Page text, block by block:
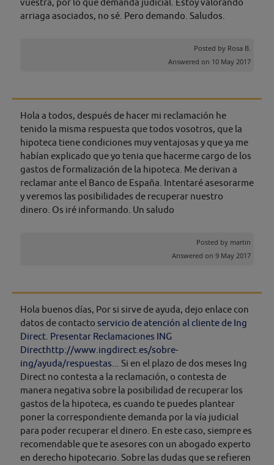
vuestra, por lo que demanda judicial. Estoy valorando
arriaga asociados, no sé. Pero demando. Saludos.
Posted by Rosa B.
Answered on 10 May 2017
Hola a todos, después de hacer mi reclamación he
tenido la misma respuesta que todos vosotros, que la
hipoteca tiene condiciones muy ventajosas y que ya me
habían explicado que yo tenia que hacerme cargo de los
gastos de formalización de la hipoteca. Me derivan a
reclamar ante el Banco de España. Intentaré asesorarme
y veremos las posibilidades de recuperar nuestro
dinero. Os iré informando. Un saludo
Posted by martin
Answered on 9 May 2017
Hola buenos días, Por si sirve de ayuda, dejo enlace con
datos de contacto servicio de atención al cliente de Ing
Direct Presentar Reclamaciones ING
Directhttp://www.ingdirect.es/sobre-
ing/ayuda/respuestas...
Si en el plazo de dos meses Ing
Direct no contesta a la reclamación, o contesta de
manera negativa sobre la posibilidad de recuperar los
gastos de la hipoteca, es cuando te puedes plantear
poner la correspondiente demanda por la vía judicial
para poder recuperar el dinero. En este caso, siempre es
recomendable que te asesores con un abogado experto
en derecho hipotecario. Sobre las dudas que se refieren